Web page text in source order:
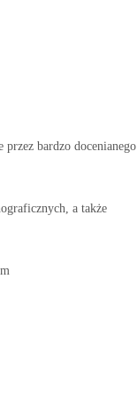
bardzo docenianego
a także